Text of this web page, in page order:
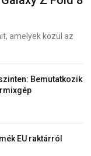
amelyek közül az
Bemutatkozik
EU raktárról